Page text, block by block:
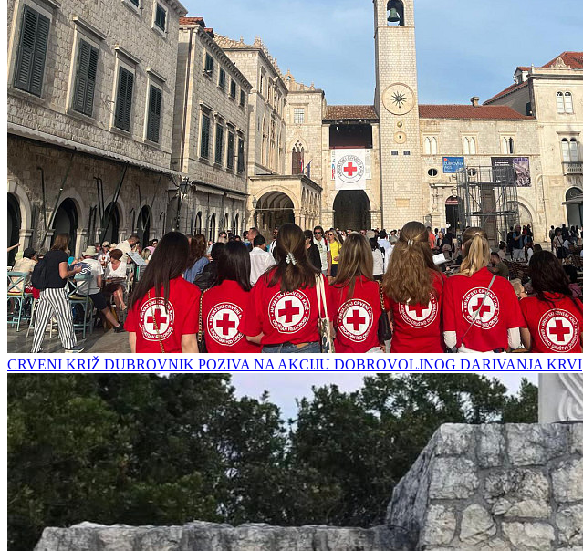
CRVENI KRIŽ DUBROVNIK POZIVA NA AKCIJU DOBROVOLJNOG DARIVANJA KRVI